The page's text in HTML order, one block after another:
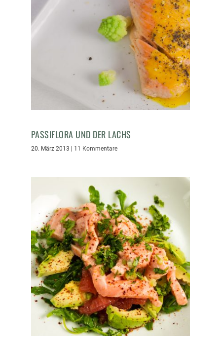
PASSIFLORA UND DER LACHS
20. März 2013 | 11 Kommentare